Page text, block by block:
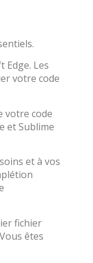
Edge. Les
votre code
votre code
et Sublime
et à vos
fichier
êtes